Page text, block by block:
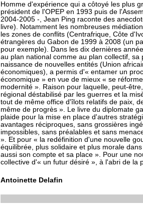
Homme d'expérience qui a côtoyé les plus
président de l'OPEP en 1993 puis de
2004-2005 -, Jean Ping raconte des
livre). Notamment les nombreuses
les zones de conflits (Centrafrique, Côte
étrangères du Gabon de 1999 à 2008 (un
pour exemple). Dans les dix dernières
au plan national comme au plan collectif,
naissance de nouvelles entités (Union
économiques), a permis d'« entamer un
économique » en vue de mieux « se
modernité ». Raison pour laquelle, peut-
régional déstabilisé par les guerres et la
tout de même office d'îlots relatifs de paix,
même de progrès ». Le livre du diplomate
plaide pour la mise en place d'autres
avantages réciproques, sans grossières
impossibles, sans préalables et sans
». Et pour « la redéfinition d'une nouvelle
équilibrée, plus solidaire et plus morale
aussi son compte et sa place ». Pour une
collective d'« un futur désiré », à l'abri de la
Antoinette Delafin